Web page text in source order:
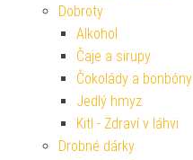
Dobroty
Alkohol
Čaje a sirupy
Čokolády a bonbóny
Jedlý hmyz
Kitl - Zdraví v láhvi
Drobné dárky